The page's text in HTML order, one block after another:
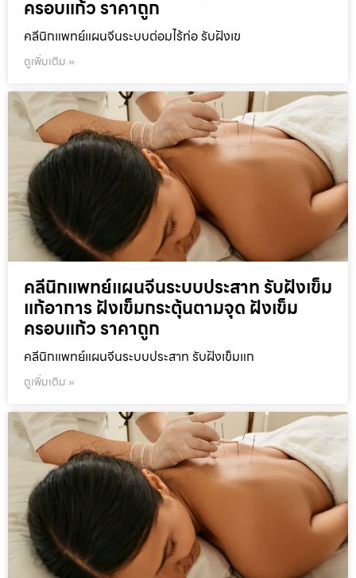
ครอบแก้ว ราคาถูก
คลีนิกแพทย์แผนจีนระบบต่อมไร้ท่อ รับฝังเข
ดูเพิ่มเติม »
คลีนิกแพทย์แผนจีนระบบประสาท รับฝังเข็ม
แก้อาการ ฝังเข็มกระตุ้นตามจุด ฝังเข็ม
ครอบแก้ว ราคาถูก
คลีนิกแพทย์แผนจีนระบบประสาท รับฝังเข็มแก
ดูเพิ่มเติม »